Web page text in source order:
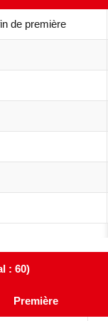
de première
: 60)
Première